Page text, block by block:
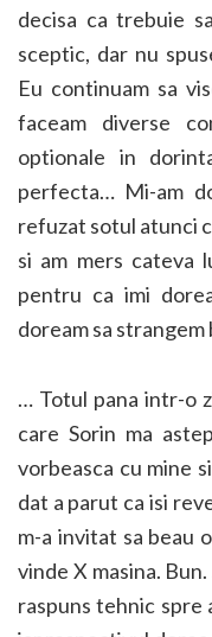
decisa ca trebuie
sceptic, dar nu
Eu continuam sa
faceam diverse
optionale in
perfecta… Mi-am
refuzat sotul atunci
si am mers cateva
pentru ca imi
doream sa strangem
… Totul pana intr-o
care Sorin ma
vorbeasca cu mine
dat a parut ca isi
m-a invitat sa beau
vinde X masina. Bun.
raspuns tehnic spre